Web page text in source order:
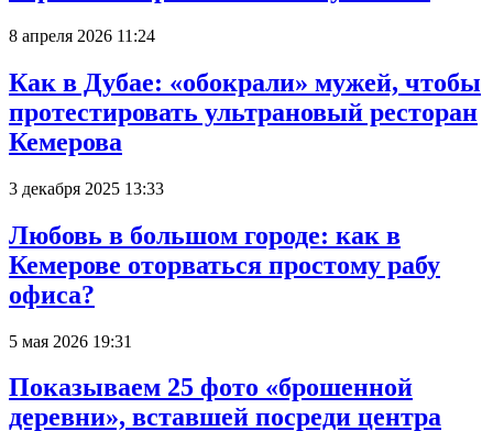
8 апреля 2026 11:24
Как в Дубае: «обокрали» мужей, чтобы
протестировать ультрановый ресторан
Кемерова
3 декабря 2025 13:33
Любовь в большом городе: как в
Кемерове оторваться простому рабу
офиса?
5 мая 2026 19:31
Показываем 25 фото «брошенной
деревни», вставшей посреди центра